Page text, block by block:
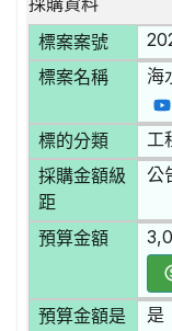
標案案號
標案名稱 海
標的分類 工
採購金額級
距
公
預算金額
預算金額是
是